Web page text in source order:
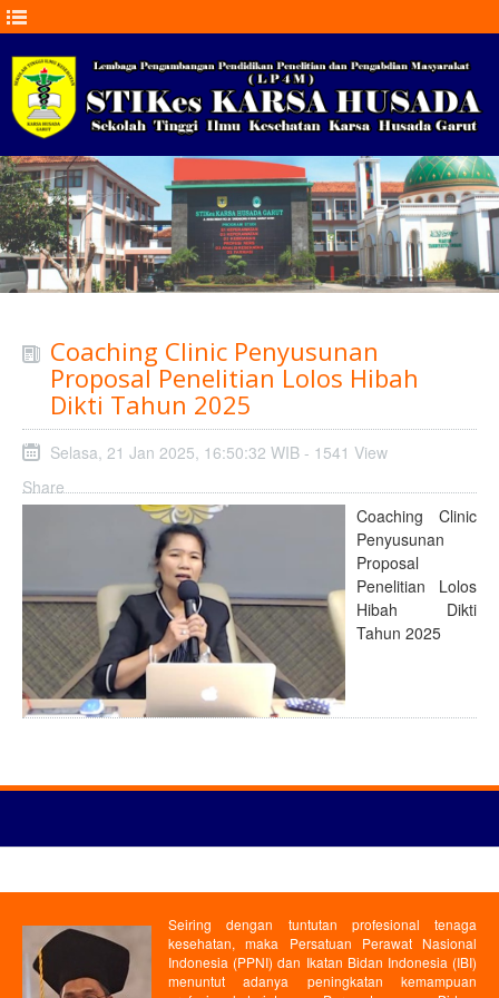
Coaching Clinic Penyusunan
Proposal Penelitian Lolos Hibah
Dikti Tahun 2025
Selasa, 21 Jan 2025, 16:50:32 WIB - 1541 View
Share
Coaching Clinic
Penyusunan
Proposal
Penelitian Lolos
Hibah Dikti
Tahun 2025
Seiring dengan tuntutan profesional tenaga
kesehatan, maka Persatuan Perawat Nasional
Indonesia (PPNI) dan Ikatan Bidan Indonesia (IBI)
menuntut adanya peningkatan kemampuan